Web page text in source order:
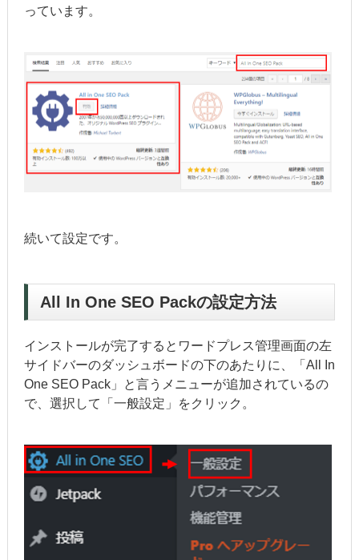
っています。
続いて設定です。
All In One SEO Packの設定方法
インストールが完了するとワードプレス管理画面の左
サイドバーのダッシュボードの下のあたりに、「All In
One SEO Pack」と言うメニューが追加されているの
で、選択して「一般設定」をクリック。